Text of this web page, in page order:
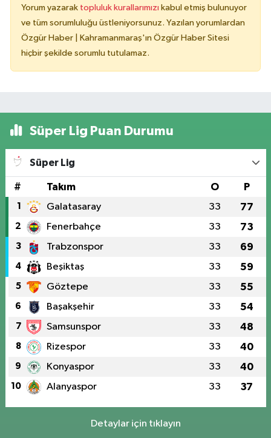
Yorum yazarak topluluk kurallarımızı kabul etmiş bulunuyor
ve tüm sorumluluğu üstleniyorsunuz. Yazılan yorumlardan
Özgür Haber | Kahramanmaraş'ın Özgür Haber Sitesi
hiçbir şekilde sorumlu tutulamaz.
Süper Lig Puan Durumu
Süper Lig
# Takım O P
1 Galatasaray 33 77
2 Fenerbahçe 33 73
3 Trabzonspor 33 69
4 Beşiktaş 33 59
5 Göztepe 33 55
6 Başakşehir 33 54
7 Samsunspor 33 48
8 Rizespor 33 40
9 Konyaspor 33 40
10 Alanyaspor 33 37
Detaylar için tıklayın